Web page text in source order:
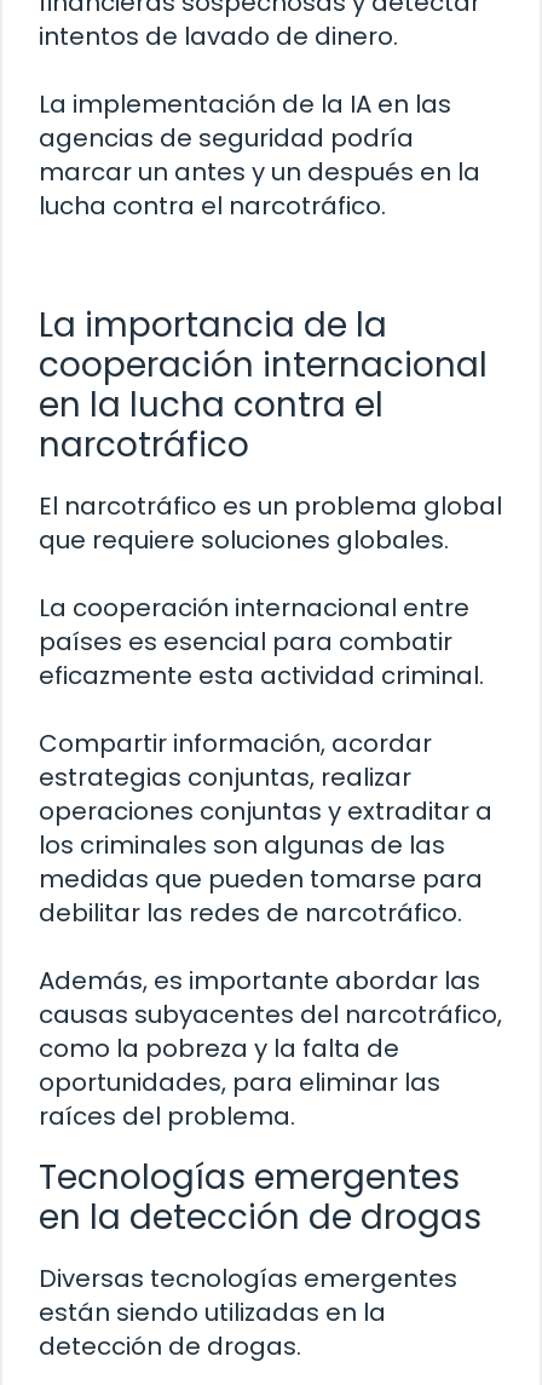
intentos de lavado de dinero.
La implementación de la IA en las
agencias de seguridad podría
marcar un antes y un después en la
lucha contra el narcotráfico.
La importancia de la
cooperación internacional
en la lucha contra el
narcotráfico
El narcotráfico es un problema global
que requiere soluciones globales.
La cooperación internacional entre
países es esencial para combatir
eficazmente esta actividad criminal.
Compartir información, acordar
estrategias conjuntas, realizar
operaciones conjuntas y extraditar a
los criminales son algunas de las
medidas que pueden tomarse para
debilitar las redes de narcotráfico.
Además, es importante abordar las
causas subyacentes del narcotráfico,
como la pobreza y la falta de
oportunidades, para eliminar las
raíces del problema.
Tecnologías emergentes
en la detección de drogas
Diversas tecnologías emergentes
están siendo utilizadas en la
detección de drogas.